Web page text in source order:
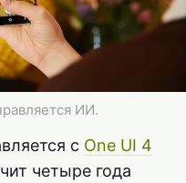
ИИ.
с One UI 4
четыре года